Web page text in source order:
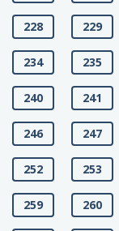
228 229
234 235
240 241
246 247
252 253
259 260